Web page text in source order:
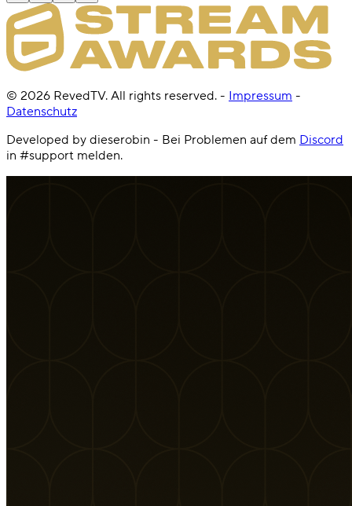
© 2026 RevedTV. All rights reserved. - Impressum -
Datenschutz
Developed by dieserobin - Bei Problemen auf dem Discord
in #support melden.